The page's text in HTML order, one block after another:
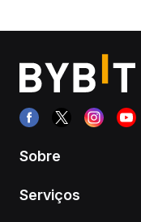
Sobre
Serviços